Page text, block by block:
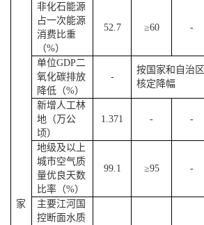
家
非化石能源
占一次能源
消费比重
（%）
52.7 ≥60 -
单位GDP二
氧化碳排放
降低（%）
-
按国家和自治区
核定降幅
新增人工林
地（万公
顷）
1.371 - -
地级及以上
城市空气质
量优良天数
比率（%）
99.1 ≥95 -
主要江河国
控断面水质